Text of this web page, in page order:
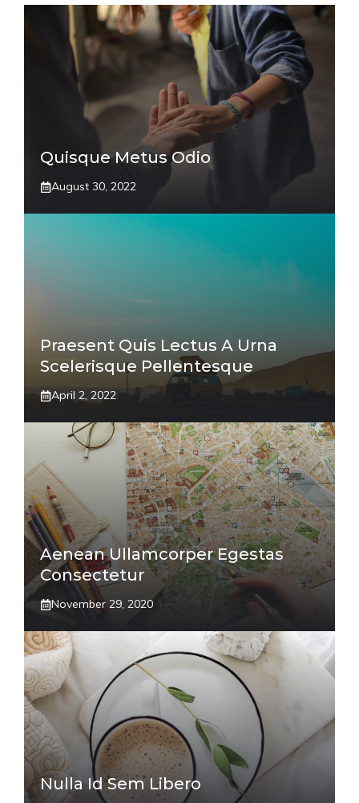
Quisque Metus Odio
August 30, 2022
Praesent Quis Lectus A Urna
Scelerisque Pellentesque
April 2, 2022
Aenean Ullamcorper Egestas
Consectetur
November 29, 2020
Nulla Id Sem Libero